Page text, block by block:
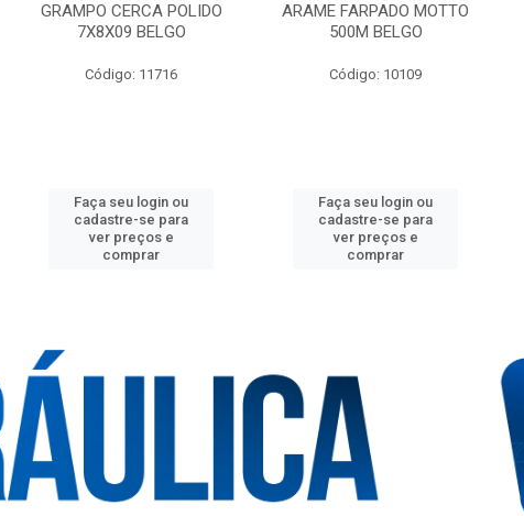
GRAMPO CERCA POLIDO
7X8X09 BELGO
Código: 11716
Faça seu login ou
cadastre-se para
ver preços e
comprar
ARAME FARPADO MOTTO
500M BELGO
Código: 10109
Faça seu login ou
cadastre-se para
ver preços e
comprar